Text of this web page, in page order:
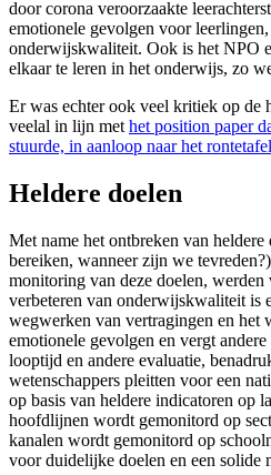
door corona veroorzaakte
emotionele gevolgen voor
onderwijskwaliteit. Ook is het NPO
elkaar te leren in het onderwijs, zo
Er was echter ook veel kritiek op
veelal in lijn met het position paper
stuurde, in aanloop naar het
Heldere doelen
Met name het ontbreken van
bereiken, wanneer zijn we
monitoring van deze doelen,
verbeteren van onderwijskwaliteit is
wegwerken van vertragingen en het
emotionele gevolgen en vergt
looptijd en andere evaluatie,
wetenschappers pleitten voor een
op basis van heldere indicatoren op
hoofdlijnen wordt gemonitord op
kanalen wordt gemonitord op
voor duidelijke doelen en een solide